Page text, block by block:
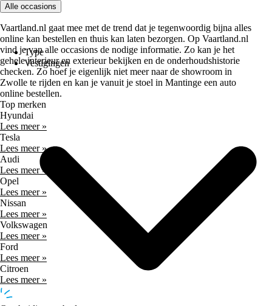
Type
Vestigingen
Alle occasions
Vaartland.nl gaat mee met de trend dat je tegenwoordig bijna alles
online kan bestellen en thuis kan laten bezorgen. Op Vaartland.nl
vind je van alle occasions de nodige informatie. Zo kan je het
gehele interieur en exterieur bekijken en de onderhoudshistorie
checken. Zo hoef je eigenlijk niet meer naar de showroom in
Zwolle te rijden en kan je vanuit je stoel in Mantinge een auto
online bestellen.
Top merken
Hyundai
Lees meer »
Tesla
Lees meer »
Audi
Lees meer »
Opel
Lees meer »
Nissan
Lees meer »
Volkswagen
Lees meer »
Ford
Lees meer »
Citroen
Lees meer »